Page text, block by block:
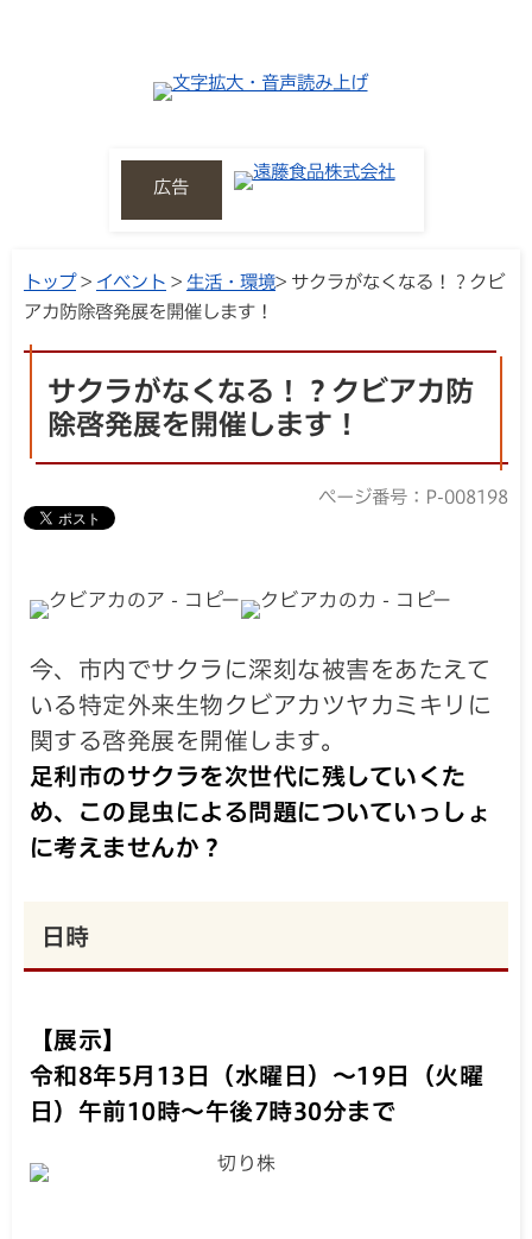
広告
トップ> イベント > 生活・環境> サクラがなくなる！？クビ
アカ防除啓発展を開催します！
サクラがなくなる！？クビアカ防
除啓発展を開催します！
ページ番号：P-008198
今、市内でサクラに深刻な被害をあたえて
いる特定外来生物クビアカツヤカミキリに
関する啓発展を開催します。
足利市のサクラを次世代に残していくた
め、この昆虫による問題についていっしょ
に考えませんか？
日時
【展示】
令和8年5月13日（水曜日）～19日（火曜
日）午前10時～午後7時30分まで